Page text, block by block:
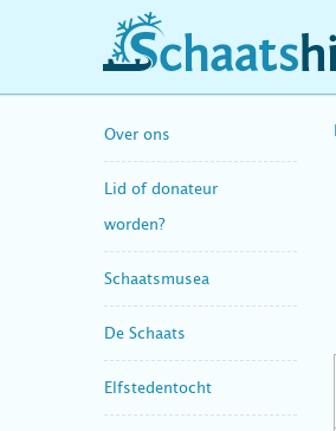
schaatshistorie.nl
Over ons
Lid of donateur
worden?
Schaatsmusea
De Schaats
Elfstedentocht